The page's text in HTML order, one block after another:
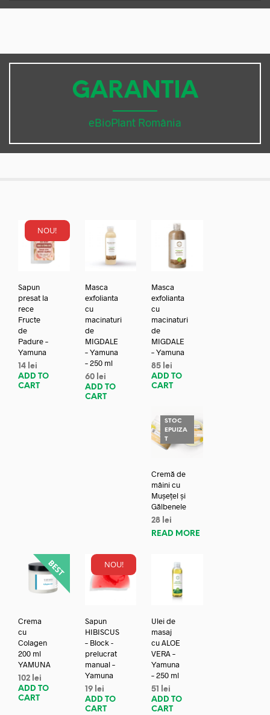
GARANTIA
eBioPlant România
NOU!
Sapun
presat la
rece
Fructe
de
Padure –
Yamuna
14 lei
ADD TO
CART
Masca
exfolianta
cu
macinaturi
de
MIGDALE
– Yamuna
– 250 ml
60 lei
ADD TO
CART
Masca
exfolianta
cu
macinaturi
de
MIGDALE
– Yamuna
85 lei
ADD TO
CART
STOC
EPUIZA
T
Cremă de
mâini cu
Mușețel și
Gălbenele
28 lei
READ MORE
Crema
cu
Colagen
200 ml
YAMUNA
102 lei
ADD TO
CART
NOU!
Sapun
HIBISCUS
– Block -
prelucrat
manual –
Yamuna
19 lei
ADD TO
CART
Ulei de
masaj
cu ALOE
VERA –
Yamuna
– 250 ml
51
lei
ADD TO
CART